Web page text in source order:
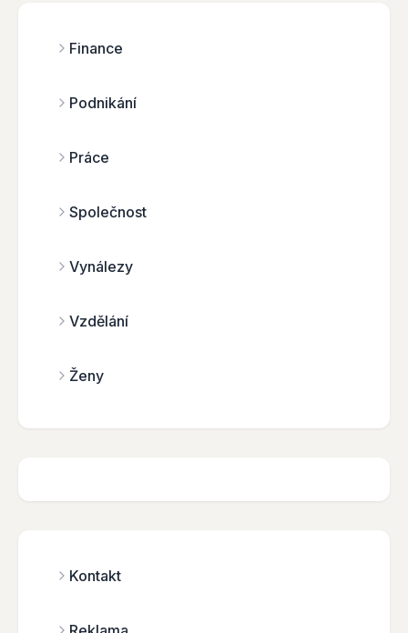
Finance
Podnikání
Práce
Společnost
Vynálezy
Vzdělání
Ženy
Kontakt